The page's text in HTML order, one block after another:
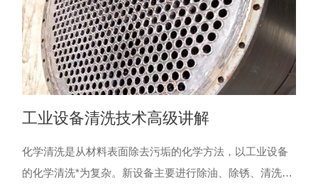
工业设备清洗技术高级讲解
化学清洗是从材料表面除去污垢的化学方法，以工业设备
的化学清洗*为复杂。新设备主要进行除油、除锈、清洗和